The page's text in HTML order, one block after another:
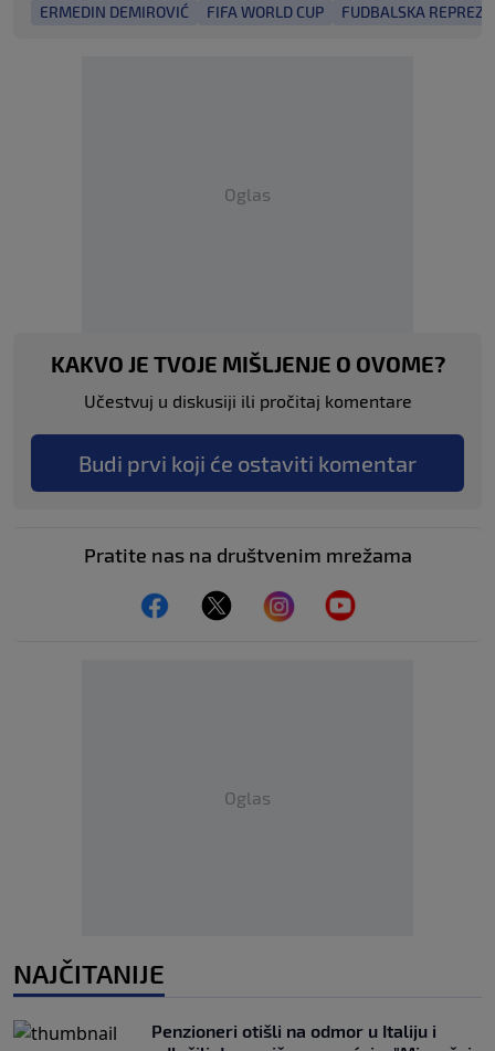
ERMEDIN DEMIROVIĆ FIFA WORLD CUP FUDBALSKA
Oglas
KAKVO JE TVOJE MIŠLJENJE O OVOME?
Učestvuj u diskusiji ili pročitaj komentare
Budi prvi koji će ostaviti komentar
Pratite nas na društvenim mrežama
Oglas
NAJČITANIJE
Penzioneri otišli na odmor u Italiju i